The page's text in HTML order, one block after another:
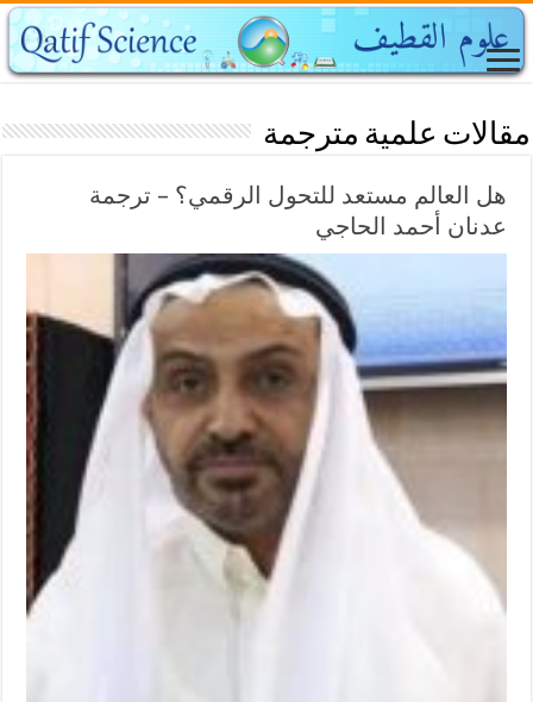
مقالات علمية مترجمة
هل العالم مستعد للتحول الرقمي؟ – ترجمة
عدنان أحمد الحاجي